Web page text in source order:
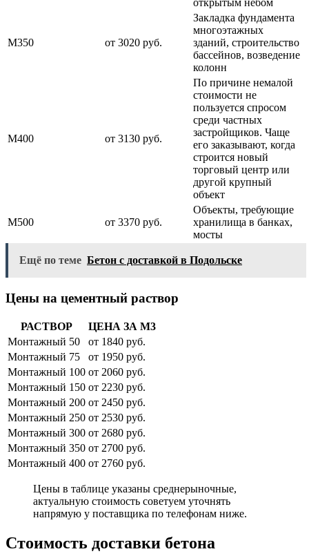
М350 от 3020 руб.
Закладка фундамента
многоэтажных
зданий, строительство
бассейнов, возведение
колонн
М400 от 3130 руб.
По причине немалой
стоимости не
пользуется спросом
среди частных
застройщиков. Чаще
его заказывают, когда
строится новый
торговый центр или
другой крупный
объект
М500 от 3370 руб.
Объекты, требующие
хранилища в банках,
мосты
Ещё по теме Бетон с доставкой в Подольске
Цены на цементный раствор
РАСТВОР
ЦЕНА ЗА М3
Монтажный 50
от 1840 руб.
Монтажный 75
от 1950 руб.
Монтажный 100 от 2060 руб.
Монтажный 150 от 2230 руб.
Монтажный 200 от 2450 руб.
Монтажный 250 от 2530 руб.
Монтажный 300 от 2680 руб.
Монтажный 350 от 2700 руб.
Монтажный 400 от 2760 руб.
Цены в таблице указаны среднерыночные,
актуальную стоимость советуем уточнять
напрямую у поставщика по телефонам ниже.
Стоимость доставки бетона